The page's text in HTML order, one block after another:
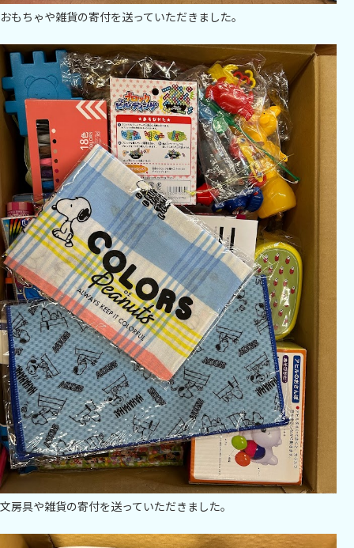
おもちゃや雑貨の寄付を送っていただきました。
文房具や雑貨の寄付を送っていただきました。